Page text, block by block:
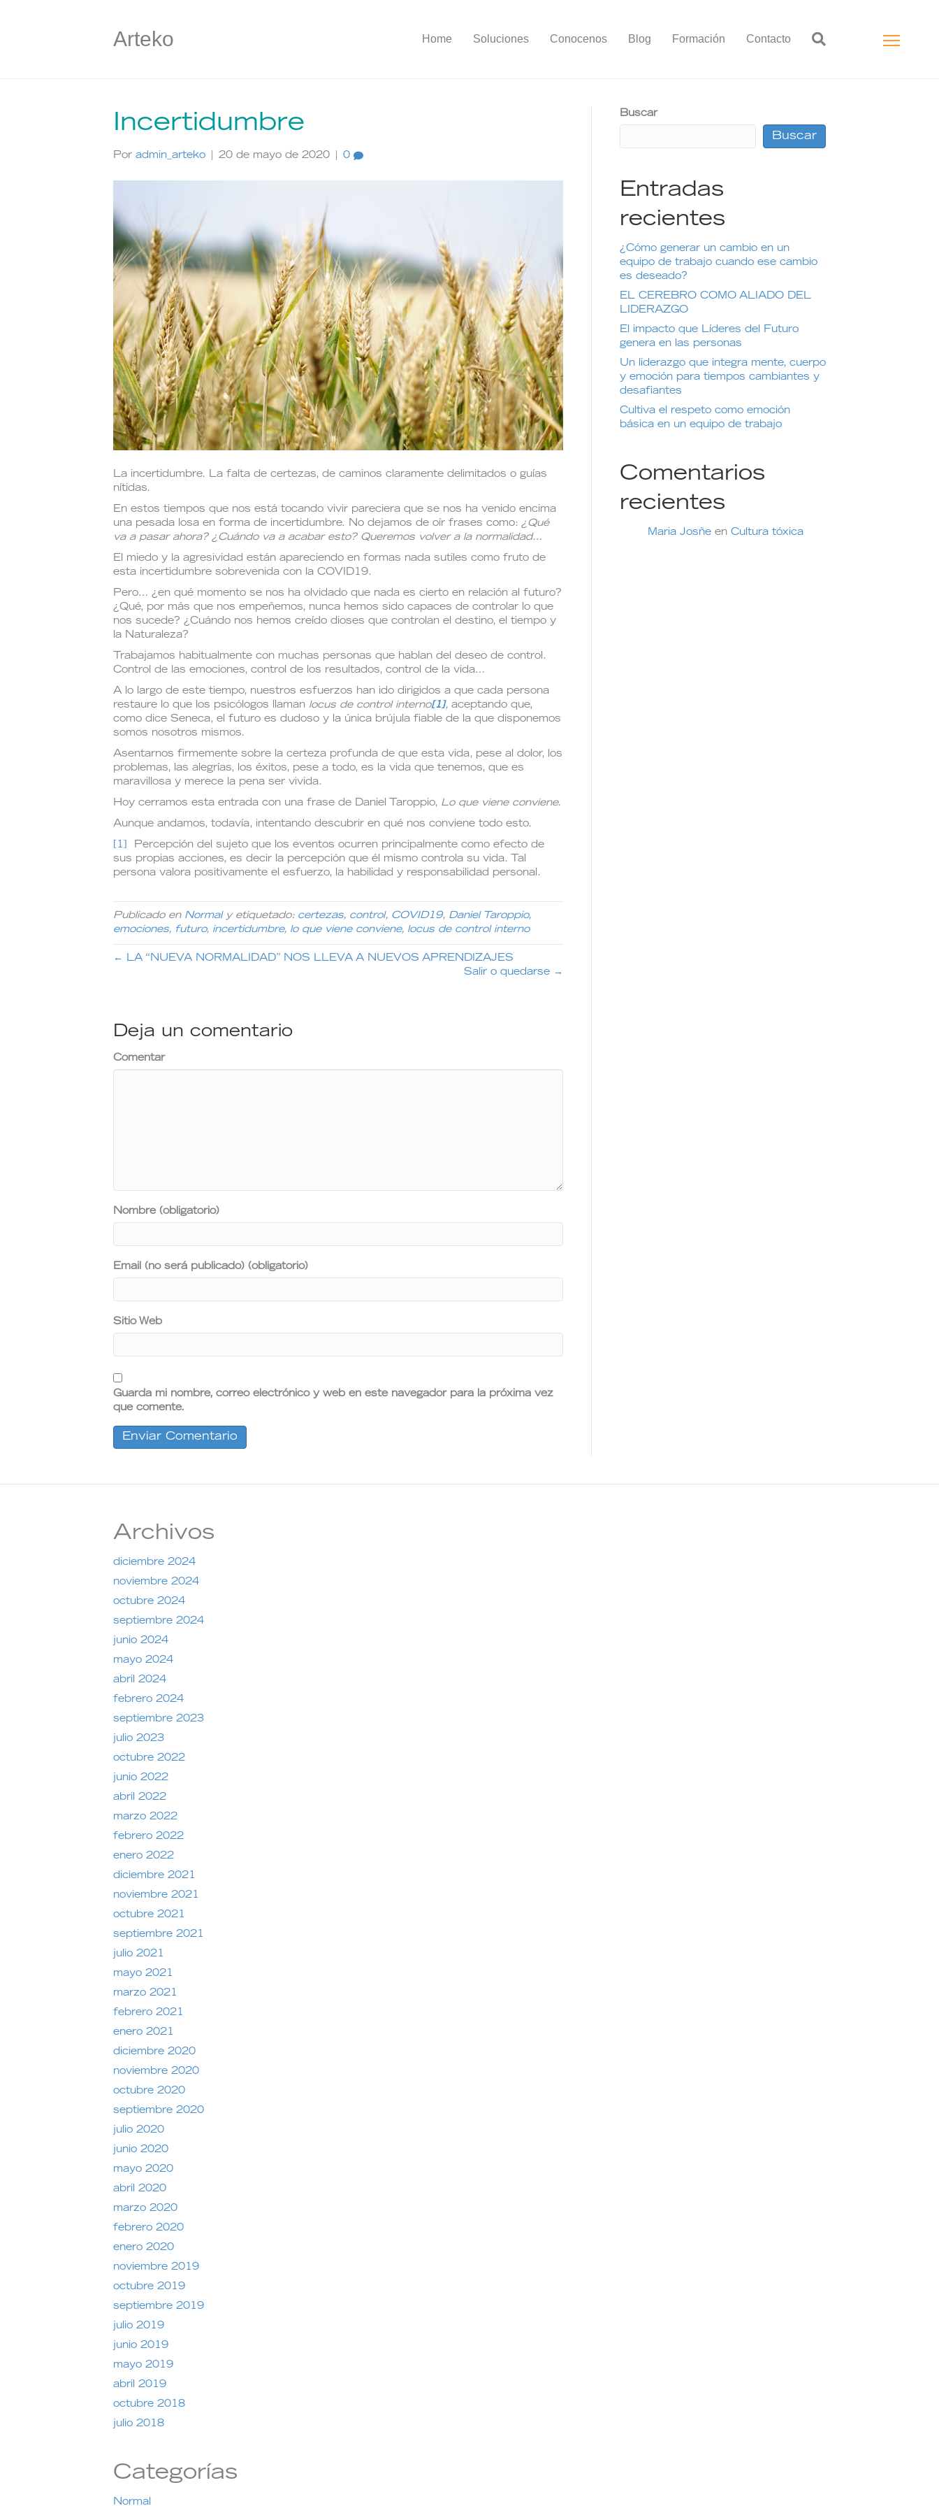
Arteko Home Soluciones Conocenos Blog Formación Contacto
Incertidumbre
Por admin_arteko 20 de mayo de 2020 0
La incertidumbre. La falta de certezas, de caminos claramente delimitados o guías
nítidas.
En estos tiempos que nos está tocando vivir pareciera que se nos ha venido encima
una pesada losa en forma de incertidumbre. No dejamos de oír frases como: ¿Qué
va a pasar ahora? ¿Cuándo va a acabar esto? Queremos volver a la normalidad…
El miedo y la agresividad están apareciendo en formas nada sutiles como fruto de
esta incertidumbre sobrevenida con la COVID19.
Pero… ¿en qué momento se nos ha olvidado que nada es cierto en relación al futuro?
¿Qué, por más que nos empeñemos, nunca hemos sido capaces de controlar lo que
nos sucede? ¿Cuándo nos hemos creído dioses que controlan el destino, el tiempo y
la Naturaleza?
Trabajamos habitualmente con muchas personas que hablan del deseo de control.
Control de las emociones, control de los resultados, control de la vida…
A lo largo de este tiempo, nuestros esfuerzos han ido dirigidos a que cada persona
restaure lo que los psicólogos llaman locus de control interno[1], aceptando que,
como dice Seneca, el futuro es dudoso y la única brújula fiable de la que disponemos
somos nosotros mismos.
Asentarnos firmemente sobre la certeza profunda de que esta vida, pese al dolor, los
problemas, las alegrías, los éxitos, pese a todo, es la vida que tenemos, que es
maravillosa y merece la pena ser vivida.
Hoy cerramos esta entrada con una frase de Daniel Taroppio, Lo que viene conviene.
Aunque andamos, todavía, intentando descubrir en qué nos conviene todo esto.
[1]
Percepción del sujeto que los eventos ocurren principalmente como efecto de
sus propias acciones, es decir la percepción que él mismo controla su vida. Tal
persona valora positivamente el esfuerzo, la habilidad y responsabilidad personal.
Publicado en Normaly etiquetado: certezas, control, COVID19, Daniel Taroppio,
emociones, futuro, incertidumbre, lo que viene conviene, locus de control interno
← LA “NUEVA NORMALIDAD” NOS LLEVA A NUEVOS APRENDIZAJES
Salir o quedarse →
Deja un comentario
Comentar
Nombre (obligatorio)
Email (no será publicado) (obligatorio)
Sitio Web
Guarda mi nombre, correo electrónico y web en este navegador para la próxima vez
que comente.
Buscar
Buscar
Entradas
recientes
¿Cómo generar un cambio en un
equipo de trabajo cuando ese cambio
es deseado?
EL CEREBRO COMO ALIADO DEL
LIDERAZGO
El impacto que Líderes del Futuro
genera en las personas
Un liderazgo que integra mente, cuerpo
y emoción para tiempos cambiantes y
desafiantes
Cultiva el respeto como emoción
básica en un equipo de trabajo
Comentarios
recientes
Maria Josñe en Cultura tóxica
Archivos
diciembre 2024
noviembre 2024
octubre 2024
septiembre 2024
junio 2024
mayo 2024
abril 2024
febrero 2024
septiembre 2023
julio 2023
octubre 2022
junio 2022
abril 2022
marzo 2022
febrero 2022
enero 2022
diciembre 2021
noviembre 2021
octubre 2021
septiembre 2021
julio 2021
mayo 2021
marzo 2021
febrero 2021
enero 2021
diciembre 2020
noviembre 2020
octubre 2020
septiembre 2020
julio 2020
junio 2020
mayo 2020
abril 2020
marzo 2020
febrero 2020
enero 2020
noviembre 2019
octubre 2019
septiembre 2019
julio 2019
junio 2019
mayo 2019
abril 2019
octubre 2018
julio 2018
Categorías
Normal